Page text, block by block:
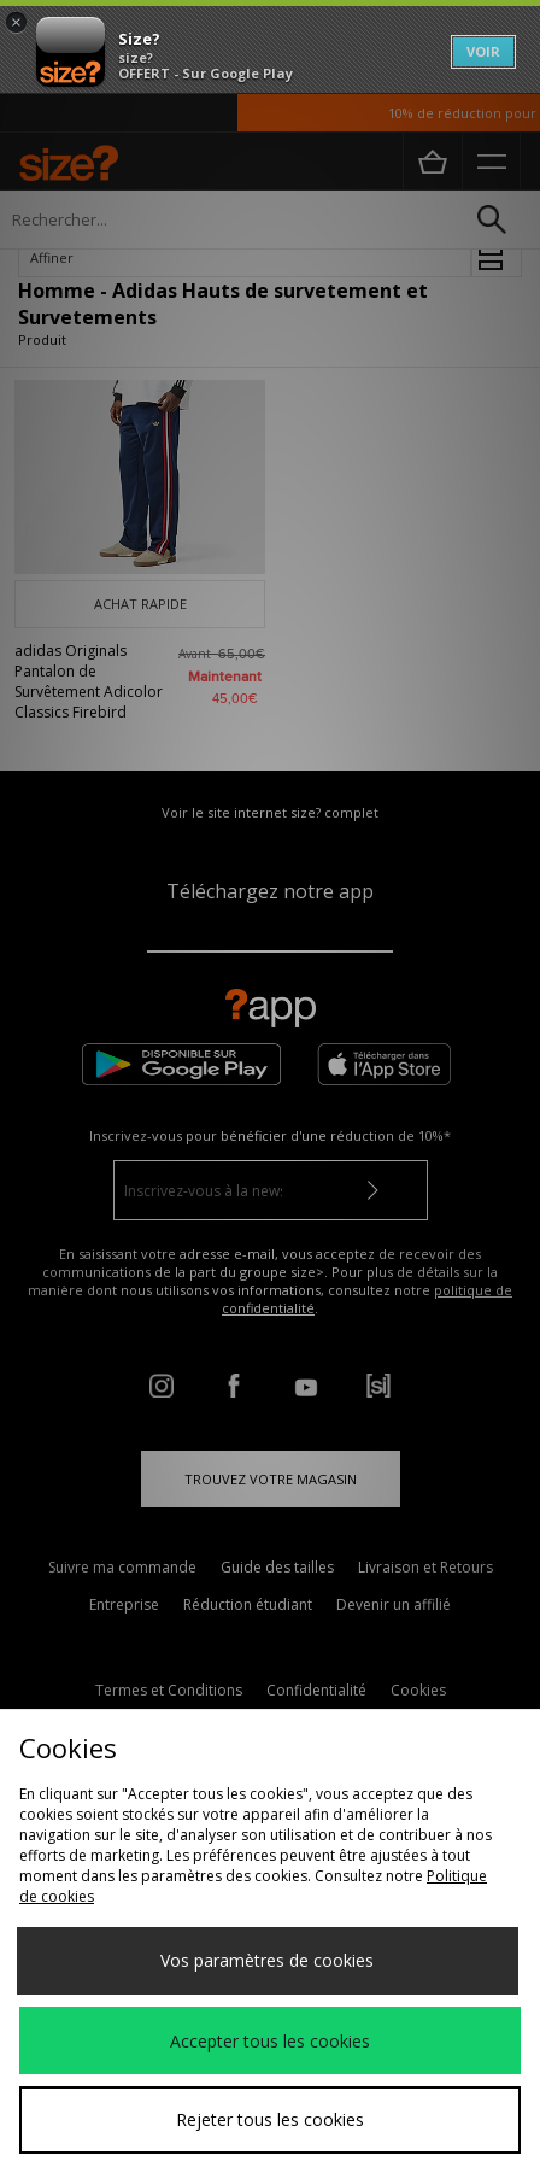
×
Size?
size?
OFFERT - Sur Google Play
VOIR
10% de réduction pour
Accueil Homme
Affiner
Homme - Adidas Hauts de survetement et
Survetements
Produit
ACHAT RAPIDE
adidas Originals
Pantalon de
Survêtement Adicolor
Classics Firebird
Avant65,00€
Maintenant
45,00€
Voir le site internet size? complet
Téléchargez notre app
Inscrivez-vous pour bénéficier d'une réduction de 10%*
En saisissant votre adresse e-mail, vous acceptez de recevoir des
communications de la part du groupe size>. Pour plus de détails sur la
manière dont nous utilisons vos informations, consultez notre politique de
confidentialité.
TROUVEZ VOTRE MAGASIN
Suivre ma commande Guide des tailles
Livraison et Retours
Entreprise
Réduction étudiant Devenir un affilié
Termes et Conditions Confidentialité
Cookies
Politique d'avis en ligne
Livraison Vers
France
Nous acceptons les méthodes de paiement suivantes
Voir le site internet de l'entreprisewww.jdplc.com
Cookies
En cliquant sur "Accepter tous les cookies", vous acceptez que des
cookies soient stockés sur votre appareil afin d'améliorer la
navigation sur le site, d'analyser son utilisation et de contribuer à nos
efforts de marketing. Les préférences peuvent être ajustées à tout
moment dans les paramètres des cookies. Consultez notre Politique
de cookies
Vos paramètres de cookies
Accepter tous les cookies
Rejeter tous les cookies